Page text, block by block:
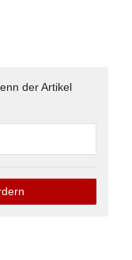
der Artikel